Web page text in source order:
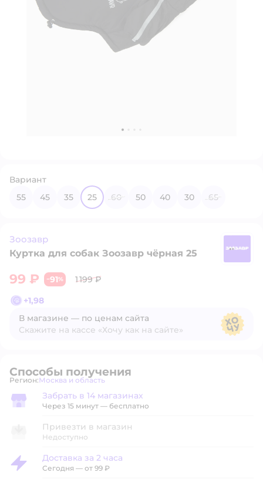
Вариант
55
45 35 25 60 50 40 30 65
Зоозавр
Куртка для собак Зоозавр чёрная 25
99 ₽ −91%
1 199 ₽
+1,98
В магазине — по ценам сайта
Скажите на кассе «Хочу как на сайте»
Способы получения
Регион: Выбор адреса доставки.
Москва и область
Забрать в магазине
Забрать в 14 магазинах
Через 15 минут — бесплатно
Привезти в магазин
Недоступно
Доставка за 2 часа
Доставка за 2 часа
Сегодня — от 99 ₽